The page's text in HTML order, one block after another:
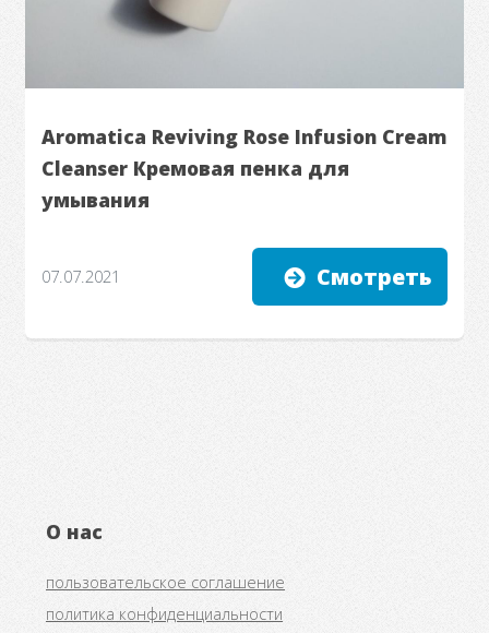
Aromatica Reviving Rose Infusion Cream
Cleanser Кремовая пенка для
умывания
07.07.2021 Смотреть
О нас
пользовательское соглашение
политика конфиденциальности